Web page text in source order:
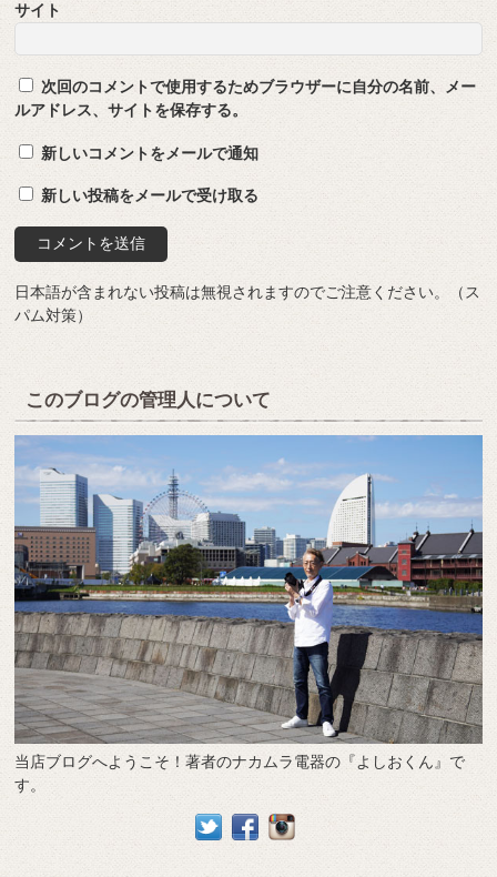
サイト
次回のコメントで使用するためブラウザーに自分の名前、メー
ルアドレス、サイトを保存する。
新しいコメントをメールで通知
新しい投稿をメールで受け取る
日本語が含まれない投稿は無視されますのでご注意ください。（ス
パム対策）
このブログの管理人について
当店ブログへようこそ！著者のナカムラ電器の『よしおくん』で
す。